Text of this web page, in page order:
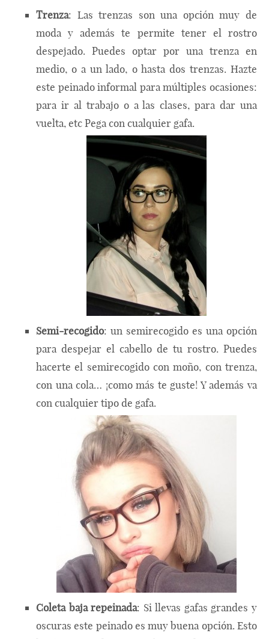
Trenza: Las trenzas son una opción muy de
moda y además te permite tener el rostro
despejado. Puedes optar por una trenza en
medio, o a un lado, o hasta dos trenzas. Hazte
este peinado informal para múltiples ocasiones:
para ir al trabajo o a las clases, para dar una
vuelta, etc Pega con cualquier gafa.
Semi-recogido: un semirecogido es una opción
para despejar el cabello de tu rostro. Puedes
hacerte el semirecogido con moño, con trenza,
con una cola… ¡como más te guste! Y además va
con cualquier tipo de gafa.
Coleta baja repeinada: Si llevas gafas grandes y
oscuras este peinado es muy buena opción. Esto